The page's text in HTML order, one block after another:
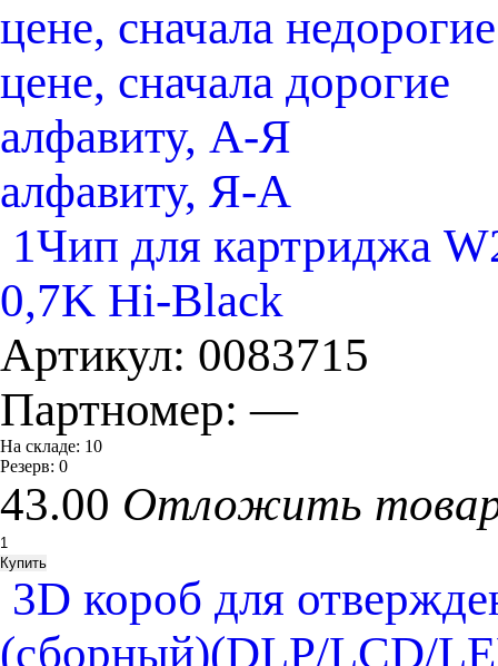
цене, сначала недорогие
цене, сначала дорогие
алфавиту, А-Я
алфавиту, Я-А
1Чип для картриджа
0,7K Hi-Black
Артикул: 0083715
Партномер:—
На складе: 10
Резерв: 0
43.00 Отложить
3D короб для
(сборный)(DLP/LCD/